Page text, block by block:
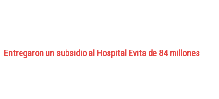
Entregaron un subsidio al Hospital Evita de 84 millones